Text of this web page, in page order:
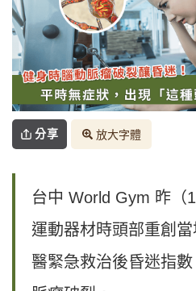
分享 放大字體
台中 World Gym 昨（
運動器材時頭部重創
醫緊急救治後昏迷指